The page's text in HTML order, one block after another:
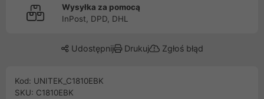
Wysyłka za pomocą
InPost, DPD, DHL
Udostępnij Drukuj Zgłoś błąd
Kod: UNITEK_C1810EBK
SKU: C1810EBK